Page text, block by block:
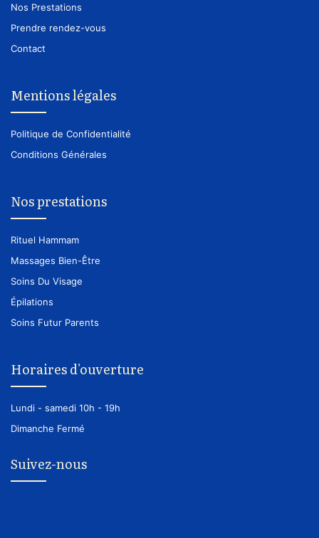
Nos Prestations
Prendre rendez-vous
Contact
Mentions légales
Politique de Confidentialité
Conditions Générales
Nos prestations
Rituel Hammam
Massages Bien-Être
Soins Du Visage
Épilations
Soins Futur Parents
Horaires d'ouverture
Lundi - samedi 10h - 19h
Dimanche Fermé
Suivez-nous